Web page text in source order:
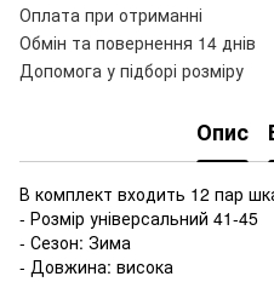
Оплата при отриманні
Обмін та повернення 14 днів
Допомога у підборі розміру
Опис
В комплект входить 12 пар
- Розмір універсальний 41-45
- Сезон: Зима
- Довжина: висока